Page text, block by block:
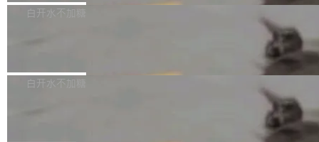
员工参与设立的专项资产管理计划。其中，Dee
获配9...
一个回归问题，该问题导致拉取镜像时会拒绝包
题，该问题可能导致在旧版 Linux 内核...
e 孵化器项目管理委员会（IPMC）投票中获得
P）！这一里程碑不仅标志着 Fluss 迈入新的发
白开水不加糖
长期停止内容更新，未能实现其作为“AI版维基百
白开水不加糖